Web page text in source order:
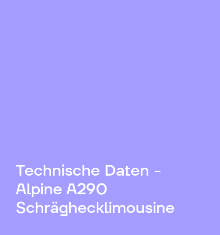
Technische Daten -
Alpine A290
Schräghecklimousine